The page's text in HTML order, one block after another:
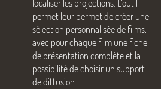
localiser les projections. L’outil
permet leur permet de créer une
sélection personnalisée de films,
avec pour chaque film une fiche
de présentation complète et la
possibilité de choisir un support
de diffusion.